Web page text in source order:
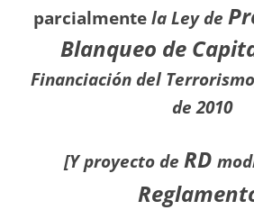
parcialmente la Leyde
Blanqueo de
Financiación del
de 2010
[Y proyecto de RD